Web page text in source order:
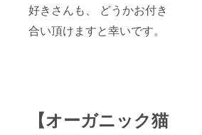
好きさんも、 どうかお付き
合い頂けますと幸いです。
【オーガニック猫